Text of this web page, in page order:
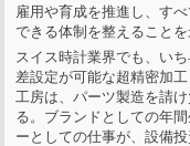
雇用や育成を推進し、す
できる体制を整えること
スイス時計業界でも、い
差設定が可能な超精密加
工房は、パーツ製造を請
る。ブランドとしての年
ーとしての仕事が、設備